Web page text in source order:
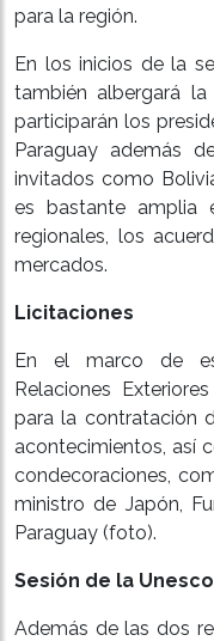
para la región.
En los inicios de la
también albergará
participarán los
Paraguay además
invitados como
es bastante amplia
regionales, los
mercados.
Licitaciones
En el marco de
Relaciones
para la contratación
acontecimientos, así
condecoraciones,
ministro de Japón,
Paraguay (foto).
Sesión de la Unesco
Además de las dos